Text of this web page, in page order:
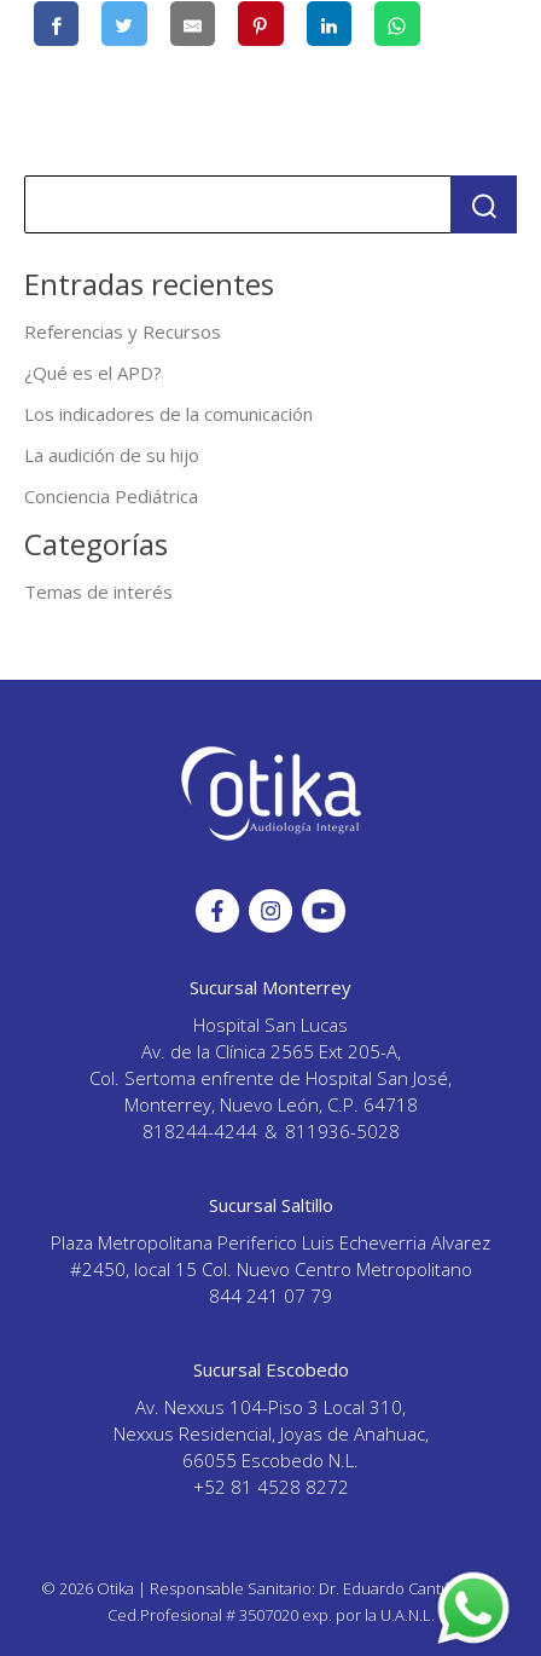
Entradas recientes
Referencias y Recursos
¿Qué es el APD?
Los indicadores de la comunicación
La audición de su hijo
Conciencia Pediátrica
Categorías
Temas de interés
Sucursal Monterrey
Hospital San Lucas
Av. de la Clínica 2565 Ext 205-A,
Col. Sertoma enfrente de Hospital San José,
Monterrey, Nuevo León, C.P. 64718
818244-4244 & 811936-5028
Sucursal Saltillo
Plaza Metropolitana Periferico Luis Echeverria Alvarez
#2450, local 15 Col. Nuevo Centro Metropolitano
844 241 07 79
Sucursal Escobedo
Av. Nexxus 104-Piso 3 Local 310,
Nexxus Residencial, Joyas de Anahuac,
66055 Escobedo N.L.
+52 81 4528 8272
© 2026 Otika | Responsable Sanitario: Dr. Eduardo Cantú Garza,
Ced.Profesional # 3507020 exp. por la U.A.N.L.